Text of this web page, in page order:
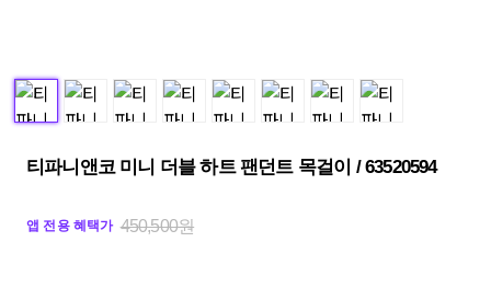
티파니앤코 미니 더블 하트 팬던트 목걸이 / 63520594
앱 전용 혜택가 450,500원